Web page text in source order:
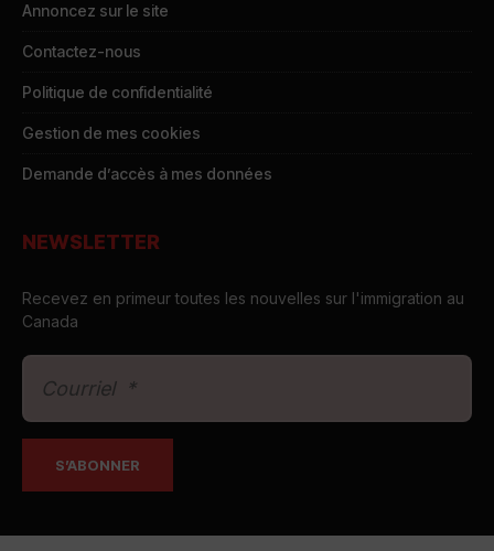
Annoncez sur le site
Contactez-nous
Politique de confidentialité
Gestion de mes cookies
Demande d’accès à mes données
NEWSLETTER
Recevez en primeur toutes les nouvelles sur l'immigration au
Canada